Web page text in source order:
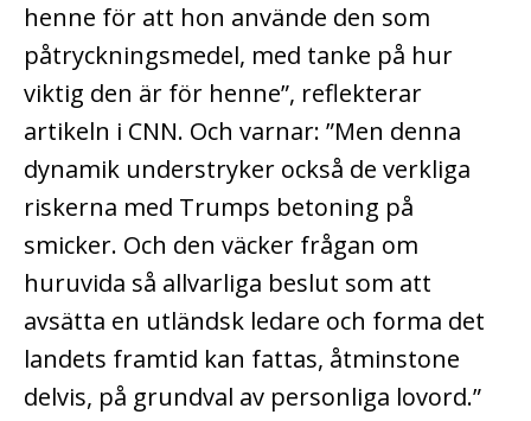
henne för att hon använde den som
påtryckningsmedel, med tanke på hur
viktig den är för henne”, reflekterar
artikeln i CNN. Och varnar: ”Men denna
dynamik understryker också de verkliga
riskerna med Trumps betoning på
smicker. Och den väcker frågan om
huruvida så allvarliga beslut som att
avsätta en utländsk ledare och forma det
landets framtid kan fattas, åtminstone
delvis, på grundval av personliga lovord.”